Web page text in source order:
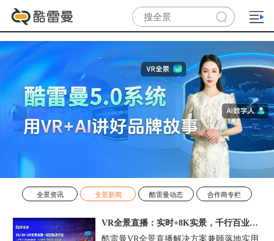
全景资讯 全景新闻 酷雷曼动态 合作商专栏
VR全景直播：实时+8K实景，千行百业的数字化利器
酷雷曼VR全景直播解决方案兼顾落地实用